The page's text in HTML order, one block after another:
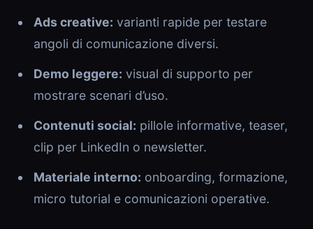
Ads creative: varianti rapide per testare
angoli di comunicazione diversi.
Demo leggere: visual di supporto per
mostrare scenari d’uso.
Contenuti social: pillole informative, teaser,
clip per LinkedIn o newsletter.
Materiale interno: onboarding, formazione,
micro tutorial e comunicazioni operative.